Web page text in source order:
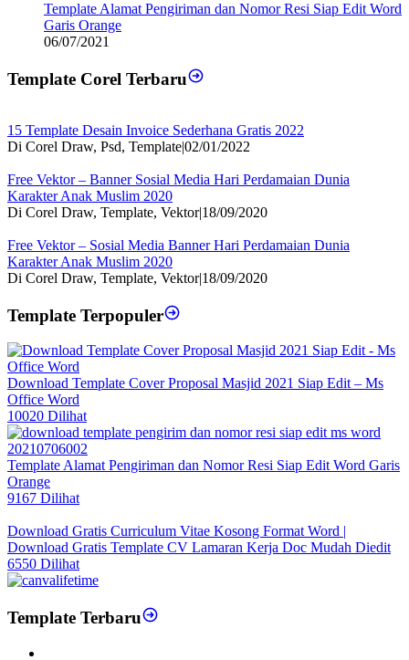
Template Alamat Pengiriman dan Nomor Resi Siap Edit Word
Garis Orange
06/07/2021
Template Corel Terbaru
15 Template Desain Invoice Sederhana Gratis 2022
Di Corel Draw, Psd, Template|02/01/2022
Free Vektor – Banner Sosial Media Hari Perdamaian Dunia
Karakter Anak Muslim 2020
Di Corel Draw, Template, Vektor|18/09/2020
Free Vektor – Sosial Media Banner Hari Perdamaian Dunia
Karakter Anak Muslim 2020
Di Corel Draw, Template, Vektor|18/09/2020
Template Terpopuler
Download Template Cover Proposal Masjid 2021 Siap Edit – Ms
Office Word
10020 Dilihat
Template Alamat Pengiriman dan Nomor Resi Siap Edit Word Garis
Orange
9167 Dilihat
Download Gratis Curriculum Vitae Kosong Format Word |
Download Gratis Template CV Lamaran Kerja Doc Mudah Diedit
6550 Dilihat
Template Terbaru